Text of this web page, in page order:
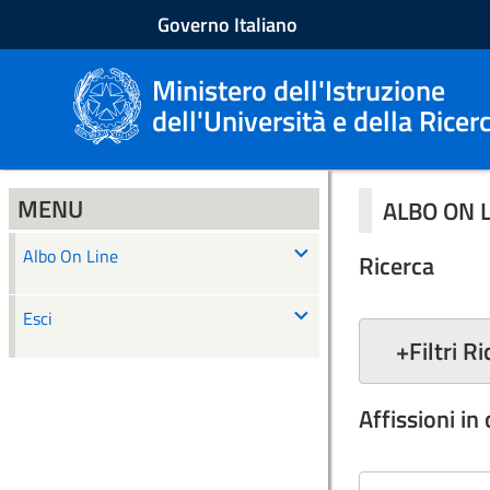
Governo Italiano
Ministero dell'Istruzione
dell'Università e della
MENU
Albo On Line
Esci
ALBO ON
Ricerca
+Filtri
Affissioni in